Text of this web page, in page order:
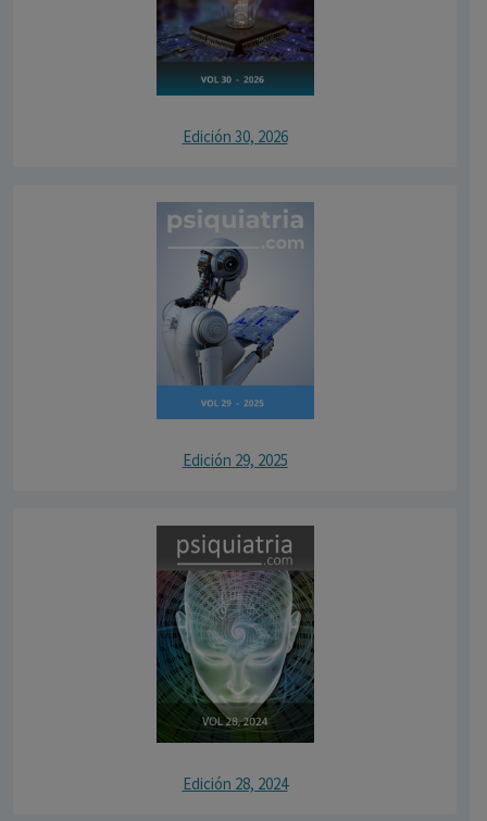
Edición 30, 2026
Edición 29, 2025
Edición 28, 2024